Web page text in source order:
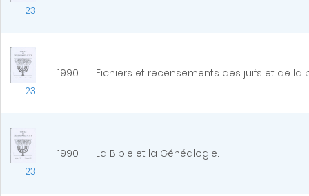
23
23
1990 Fichiers et recensements des juifs et de
23
1990 La Bible et la Généalogie.